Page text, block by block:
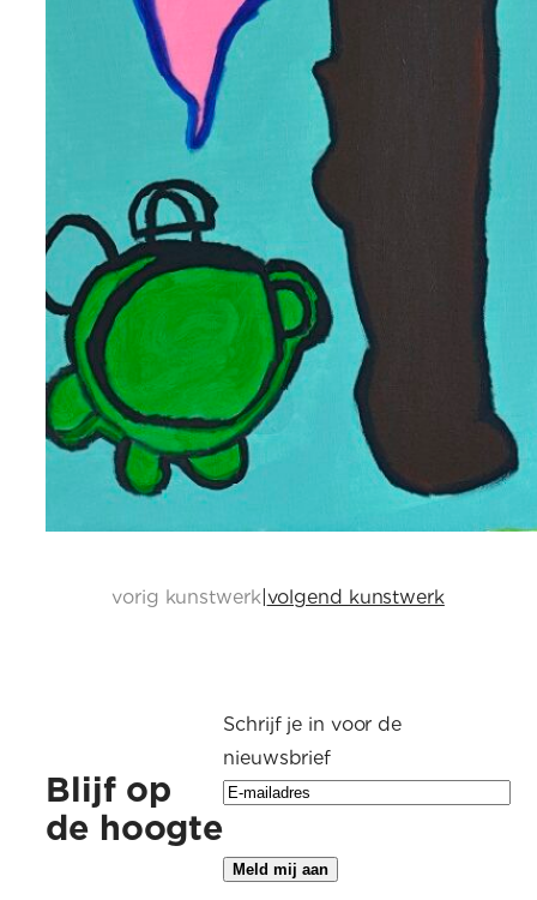
vorig kunstwerk| volgend kunstwerk
Blijf op
de hoogte
Schrijf je in voor de
nieuwsbrief